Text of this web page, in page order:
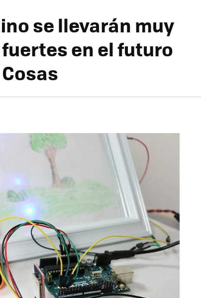
se llevarán muy
en el futuro